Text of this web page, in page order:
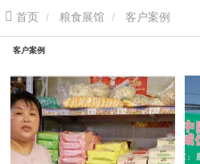
首页 粮食展馆 客户案例
客户案例